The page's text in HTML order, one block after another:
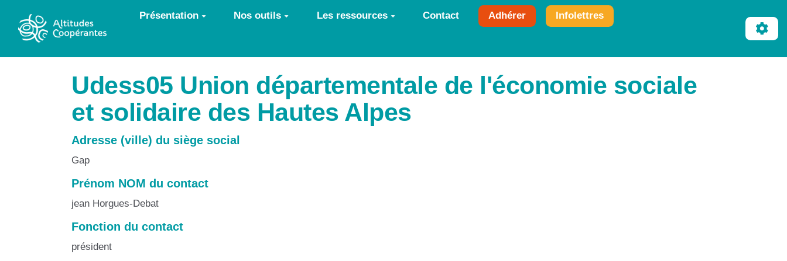
Aller au contenu principal Présentation Nos outils Les ressources Contact Adhérer Infolettres
Udess05 Union départementale de l'économie sociale
et solidaire des Hautes Alpes
Adresse (ville) du siège social
Gap
Prénom NOM du contact
jean Horgues-Debat
Fonction du contact
président